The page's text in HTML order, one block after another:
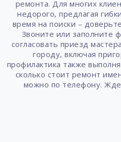
ремонта. Для многих
недорого, предлагая
время на поиски –
Звоните или заполните
согласовать приезд
городу, включая
профилактика также
сколько стоит ремонт
можно по телефону.